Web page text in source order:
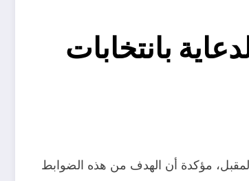
بانتخابات
مجلس الشيوخ 2025، والمقرر إجراؤها خلال أغسطس المقبل، مؤكدة أن الهدف من هذه الضوابط